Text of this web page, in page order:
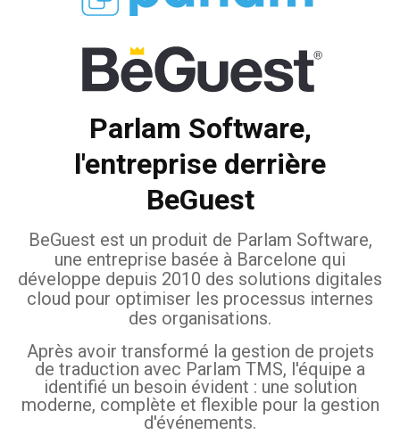
Parlam Software,
l'entreprise derrière
BeGuest
BeGuest est un produit de Parlam Software,
une entreprise basée à Barcelone qui
développe depuis 2010 des solutions digitales
cloud pour optimiser les processus internes
des organisations.
Après avoir transformé la gestion de projets
de traduction avec Parlam TMS, l'équipe a
identifié un besoin évident : une solution
moderne, complète et flexible pour la gestion
d'événements.